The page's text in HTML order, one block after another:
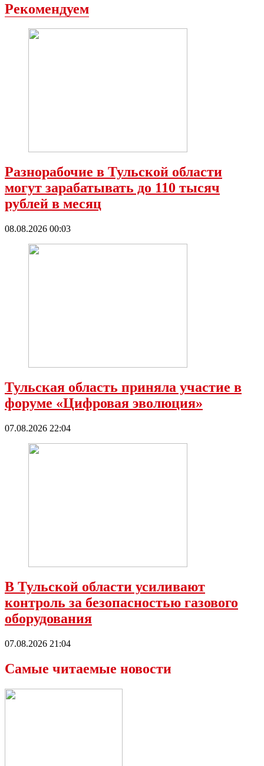
Рекомендуем
Разнорабочие в Тульской области
могут зарабатывать до 110 тысяч
рублей в месяц
08.08.2026 00:03
Тульская область приняла участие в
форуме «Цифровая эволюция»
07.08.2026 22:04
В Тульской области усиливают
контроль за безопасностью газового
оборудования
07.08.2026 21:04
Самые читаемые новости